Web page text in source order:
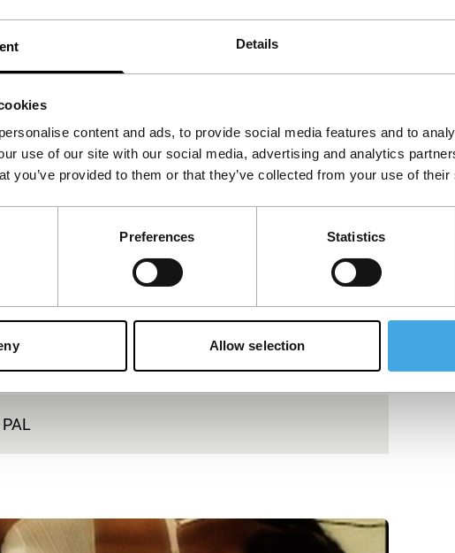
Details
content and ads, to provide social media features and to
use of our site with our social media, advertising and analytics
you’ve provided to them or that they’ve collected from your use of
Preferences Statistics
Allow selection
naar de massaconsumptiemaatschappij: met een
als effectief informatiebombardement. En
een goede film tegenwoordig niet veel meer nodig
computers. (GT)